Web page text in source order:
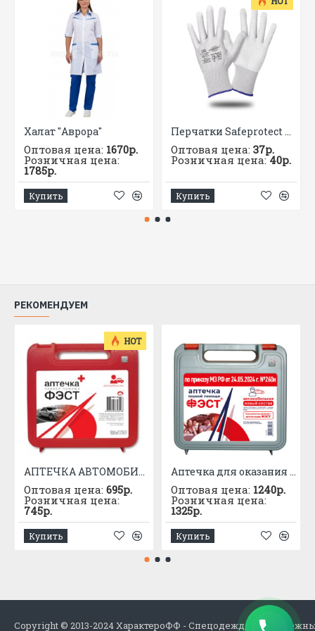
EN 397-2012
Халат "Аврора"
Оптовая цена: 1670р.
Розничная цена:
1785р.
Купить
Перчатки Safeprotect НейпМикро-Б (нейлон+ПВХ-микроточка, белый)
Оптовая цена: 37р.
Розничная цена:40р.
Купить
РЕКОМЕНДУЕМ
HOT
АПТЕЧКА АВТОМОБИЛЬНАЯ приказ №1080
Оптовая цена: 695р.
Розничная цена:
745р.
Купить
Аптечка для оказания первой помощи с применением медицинских изделий пострадавшим в дорожно-транспортных происшествиях (автомобильная) – «ФЭСТ»
Оптовая цена: 1240р.
Розничная цена:
1325р.
Купить
Copyright © 2013-2024 ХарактероФФ - Спецодежда в